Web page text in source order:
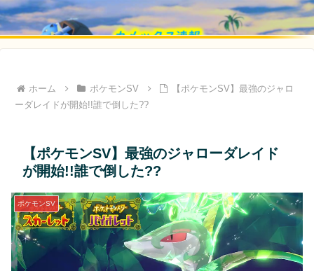
ホーム ポケモンSV
【ポケモンSV】最強のジャロ
ーダレイドが開始!!誰で倒した??
【ポケモンSV】最強のジャローダレイド
が開始!!誰で倒した??
ポケモンSV